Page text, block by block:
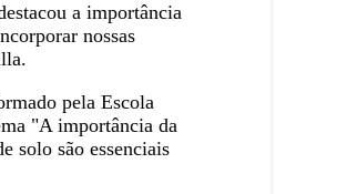
a importância
nossas
pela Escola
"A importância da
solo são essenciais